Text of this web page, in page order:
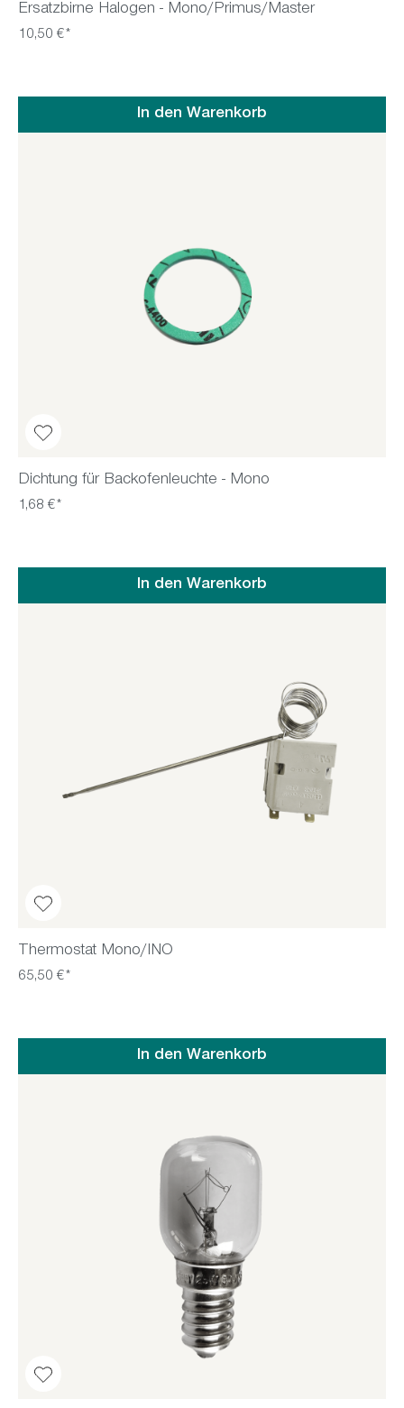
Ersatzbirne Halogen - Mono/Primus/Master
10,50 €*
In den Warenkorb
Dichtung für Backofenleuchte - Mono
1,68 €*
In den Warenkorb
Thermostat Mono/INO
65,50 €*
In den Warenkorb